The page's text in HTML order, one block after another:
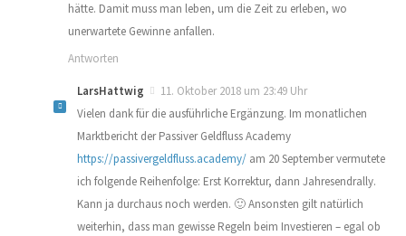
hätte. Damit muss man leben, um die Zeit zu erleben, wo
unerwartete Gewinne anfallen.
Antworten
LarsHattwig
11. Oktober 2018 um 23:49 Uhr
Vielen dank für die ausführliche Ergänzung. Im monatlichen
Marktbericht der Passiver Geldfluss Academy
https://passivergeldfluss.academy/ am 20 September vermutete
ich folgende Reihenfolge: Erst Korrektur, dann Jahresendrally.
Kann ja durchaus noch werden. 🙂 Ansonsten gilt natürlich
weiterhin, dass man gewisse Regeln beim Investieren – egal ob